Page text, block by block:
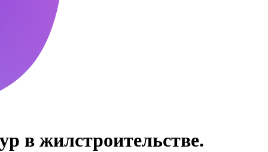
в жилстроительстве.